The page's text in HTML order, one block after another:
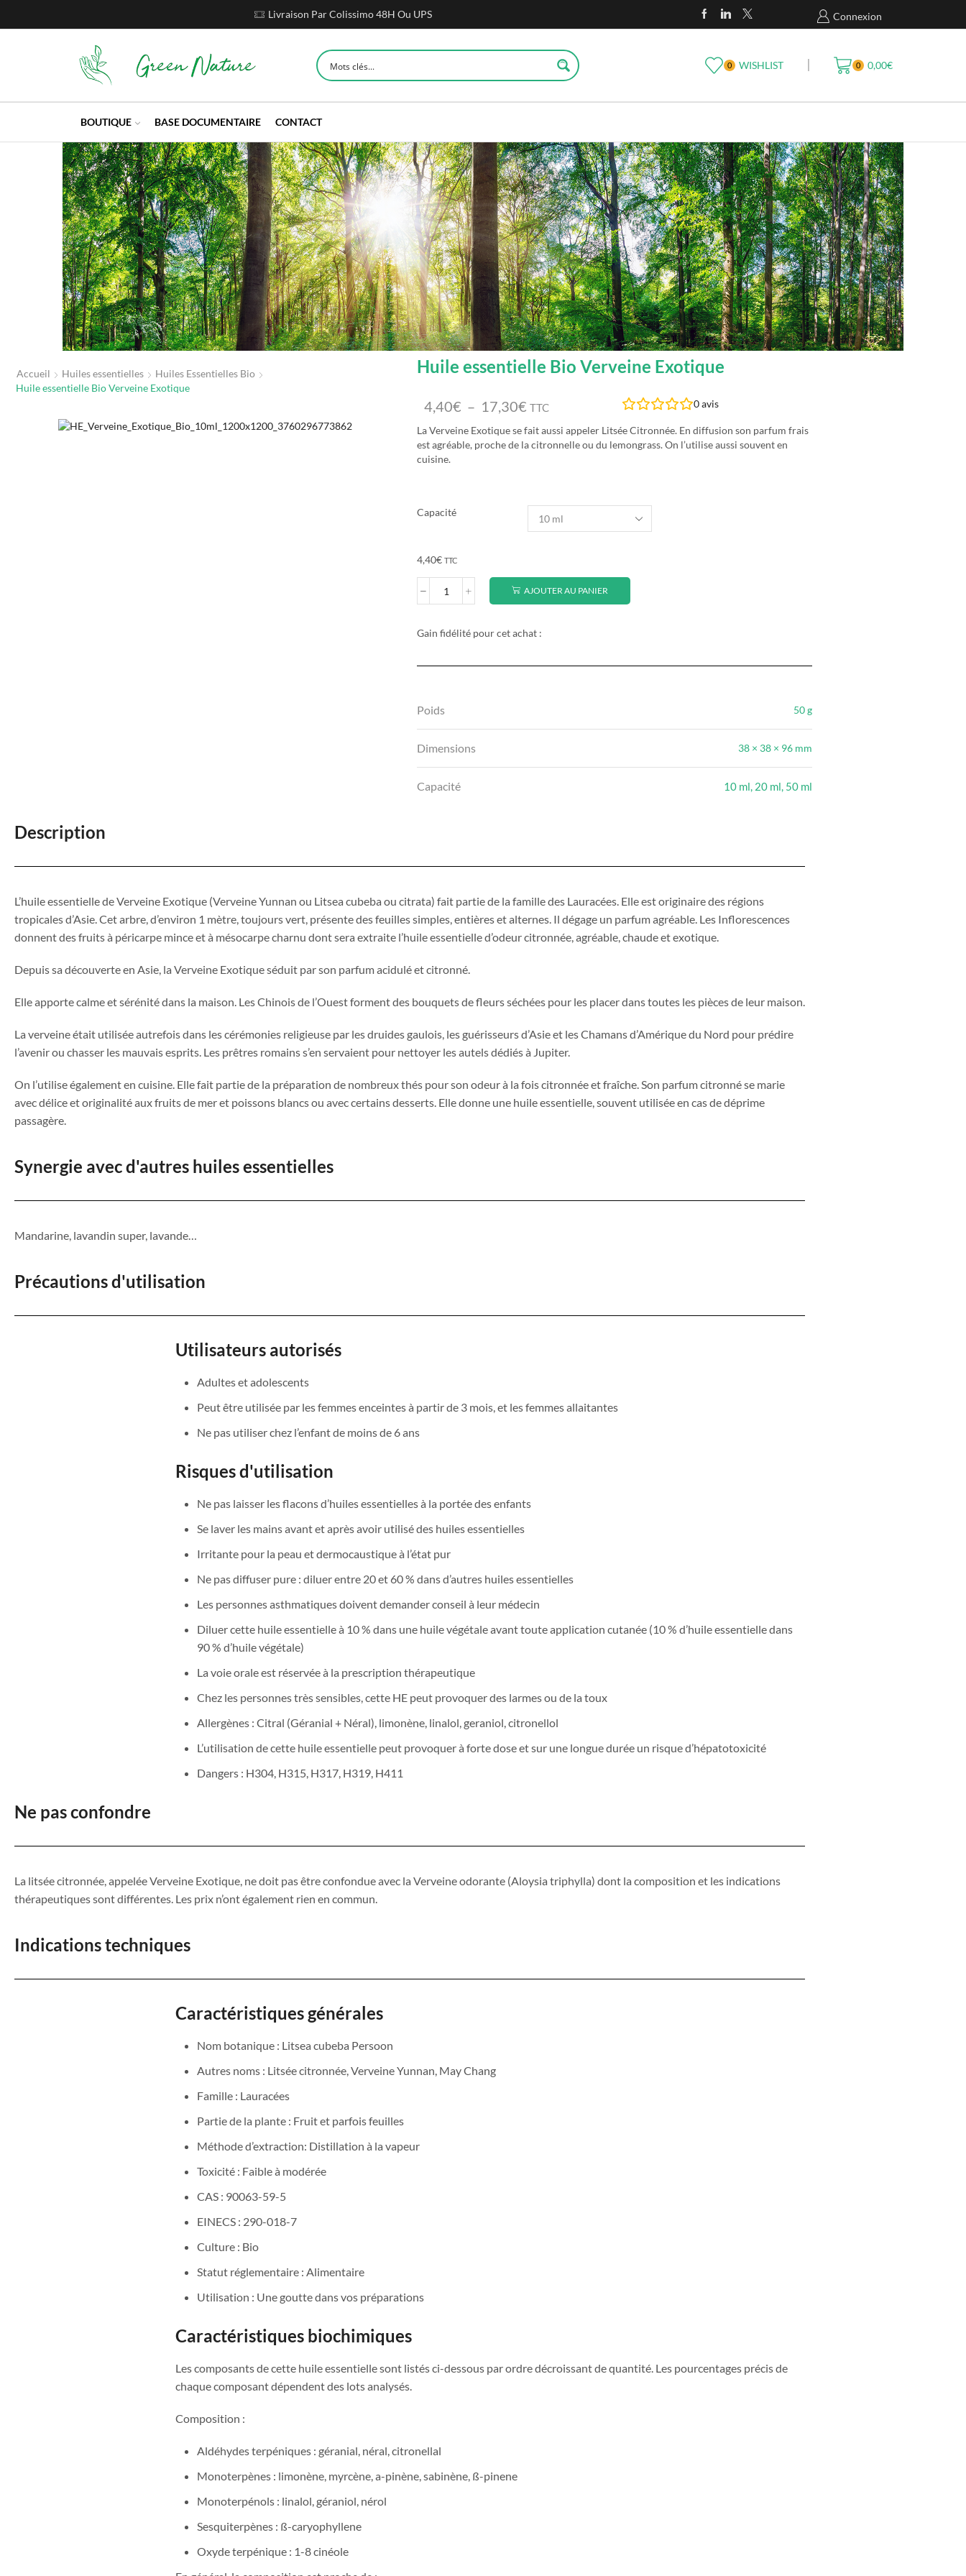
Livraison Gratuite En France À Partir De 49,90€ D'achat Connexion
0 WISHLIST 0 0,00€
BOUTIQUE BASE DOCUMENTAIRE CONTACT
Accueil Huiles essentielles
Huiles Essentielles Bio
Huile essentielle Bio Verveine Exotique
Huile essentielle Bio Verveine Exotique
4,40€ – 17,30€ TTC 0avis
La Verveine Exotique se fait aussi appeler Litsée Citronnée. En diffusion son parfum frais
est agréable, proche de la citronnelle ou du lemongrass. On l’utilise aussi souvent en
cuisine.
Capacité
4,40€ TTC
AJOUTER AU PANIER
Gain fidélité pour cet achat :
Poids 50 g
Dimensions 38 × 38 × 96 mm
Capacité 10 ml, 20 ml, 50 ml
Description
L’huile essentielle de Verveine Exotique (Verveine Yunnan ou Litsea cubeba ou citrata) fait partie de la famille des Lauracées. Elle est originaire des régions
tropicales d’Asie. Cet arbre, d’environ 1 mètre, toujours vert, présente des feuilles simples, entières et alternes. Il dégage un parfum agréable. Les Inflorescences
donnent des fruits à péricarpe mince et à mésocarpe charnu dont sera extraite l’huile essentielle d’odeur citronnée, agréable, chaude et exotique.
Depuis sa découverte en Asie, la Verveine Exotique séduit par son parfum acidulé et citronné.
Elle apporte calme et sérénité dans la maison. Les Chinois de l’Ouest forment des bouquets de fleurs séchées pour les placer dans toutes les pièces de leur maison.
La verveine était utilisée autrefois dans les cérémonies religieuse par les druides gaulois, les guérisseurs d’Asie et les Chamans d’Amérique du Nord pour prédire
l’avenir ou chasser les mauvais esprits. Les prêtres romains s’en servaient pour nettoyer les autels dédiés à Jupiter.
On l’utilise également en cuisine. Elle fait partie de la préparation de nombreux thés pour son odeur à la fois citronnée et fraîche. Son parfum citronné se marie
avec délice et originalité aux fruits de mer et poissons blancs ou avec certains desserts. Elle donne une huile essentielle, souvent utilisée en cas de déprime
passagère.
Synergie avec d'autres huiles essentielles
Mandarine, lavandin super, lavande…
Précautions d'utilisation
Utilisateurs autorisés
Adultes et adolescents
Peut être utilisée par les femmes enceintes à partir de 3 mois, et les femmes allaitantes
Ne pas utiliser chez l’enfant de moins de 6 ans
Risques d'utilisation
Ne pas laisser les flacons d’huiles essentielles à la portée des enfants
Se laver les mains avant et après avoir utilisé des huiles essentielles
Irritante pour la peau et dermocaustique à l’état pur
Ne pas diffuser pure : diluer entre 20 et 60 % dans d’autres huiles essentielles
Les personnes asthmatiques doivent demander conseil à leur médecin
Diluer cette huile essentielle à 10 % dans une huile végétale avant toute application cutanée (10 % d’huile essentielle dans
90 % d’huile végétale)
La voie orale est réservée à la prescription thérapeutique
Chez les personnes très sensibles, cette HE peut provoquer des larmes ou de la toux
Allergènes : Citral (Géranial + Néral), limonène, linalol, geraniol, citronellol
L’utilisation de cette huile essentielle peut provoquer à forte dose et sur une longue durée un risque d’hépatotoxicité
Dangers : H304, H315, H317, H319, H411
Ne pas confondre
La litsée citronnée, appelée Verveine Exotique, ne doit pas être confondue avec la Verveine odorante (Aloysia triphylla) dont la composition et les indications
thérapeutiques sont différentes. Les prix n’ont également rien en commun.
Indications techniques
Caractéristiques générales
Nom botanique : Litsea cubeba Persoon
Autres noms : Litsée citronnée, Verveine Yunnan, May Chang
Famille : Lauracées
Partie de la plante : Fruit et parfois feuilles
Méthode d’extraction: Distillation à la vapeur
Toxicité : Faible à modérée
CAS : 90063-59-5
EINECS : 290-018-7
Culture : Bio
Statut réglementaire : Alimentaire
Utilisation : Une goutte dans vos préparations
Caractéristiques biochimiques
Les composants de cette huile essentielle sont listés ci-dessous par ordre décroissant de quantité. Les pourcentages précis de
chaque composant dépendent des lots analysés.
Composition :
Aldéhydes terpéniques : géranial, néral, citronellal
Monoterpènes : limonène, myrcène, a-pinène, sabinène, ß-pinene
Monoterpénols : linalol, géraniol, nérol
Sesquiterpènes : ß-caryophyllene
Oxyde terpénique : 1-8 cinéole